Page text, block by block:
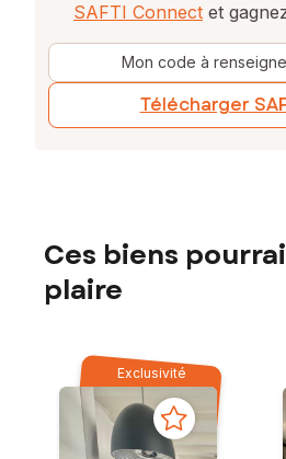
SAFTI Connect et
Mon code à
Télécharger
Ces biens
plaire
Exclusivité